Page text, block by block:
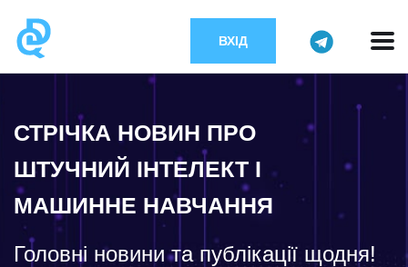
ВХІД
СТРІЧКА НОВИН ПРО
ШТУЧНИЙ ІНТЕЛЕКТ І
МАШИННЕ НАВЧАННЯ
Головні новини та публікації щодня!